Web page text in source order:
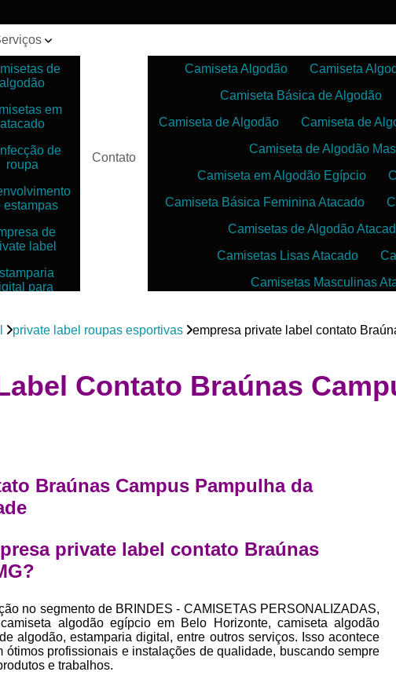
de
algodão
em
atacado
de
roupa
estampas
de
label
para
camiseta
labels
Contato
Camiseta Algodão Camiseta
Camiseta Básica de Algodão
Camiseta de Algodão
Camiseta de
Camiseta de Algodão
Camiseta em Algodão Egípcio
Camiseta Básica Feminina Atacado
Camisetas de Algodão
Camisetas Lisas Atacado
Camisetas Masculinas
Camisetas para Sublimação
Confecção de Roupas
Desenvolvimento de Estampa Exclusiva
Desenvolvimento
Desenvolvimento
Desenvolvimento de
Desenvolvimento de
Desenvolvimento
Desenvolvimento de Estampas
Desenvolvimento Estampa de
private label roupas esportivas empresa private label contato
Contato Braúnas
Braúnas Campus Pampulha da
private label contato Braúnas
no segmento de BRINDES - CAMISETAS PERSONALIZADAS,
algodão egípcio em Belo Horizonte, camiseta algodão
algodão, estamparia digital, entre outros serviços. Isso acontece
profissionais e instalações de qualidade, buscando sempre
e trabalhos.